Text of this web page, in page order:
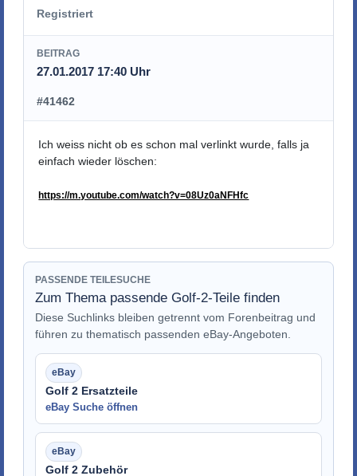
Registriert
BEITRAG
27.01.2017 17:40 Uhr
#41462
Ich weiss nicht ob es schon mal verlinkt wurde, falls ja
einfach wieder löschen:
https://m.youtube.com/watch?v=08Uz0aNFHfc
PASSENDE TEILESUCHE
Zum Thema passende Golf-2-Teile finden
Diese Suchlinks bleiben getrennt vom Forenbeitrag und
führen zu thematisch passenden eBay-Angeboten.
Golf 2 Ersatzteile
eBay Suche öffnen
Golf 2 Zubehör